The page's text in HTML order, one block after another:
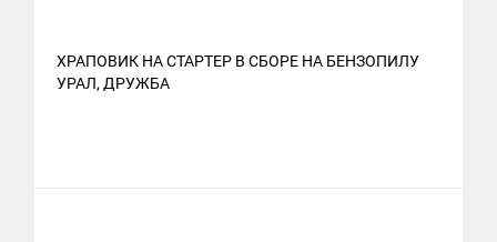
ХРАПОВИК НА СТАРТЕР В СБОРЕ НА БЕНЗОПИЛУ
УРАЛ, ДРУЖБА